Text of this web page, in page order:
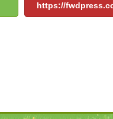
https://